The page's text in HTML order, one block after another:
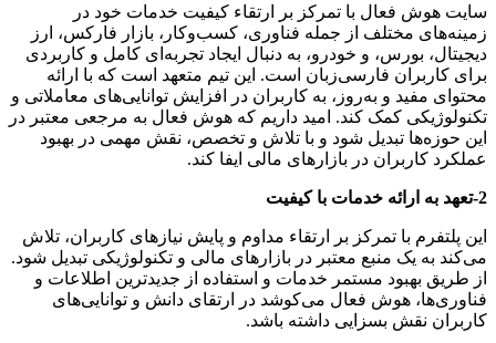
سایت هوش فعال با تمرکز بر ارتقاء کیفیت خدمات خود در
زمینه‌های مختلف از جمله فناوری، کسب‌وکار، بازار فارکس، ارز
دیجیتال، بورس، و خودرو، به دنبال ایجاد تجربه‌ای کامل و کاربردی
برای کاربران فارسی‌زبان است. این تیم متعهد است که با ارائه
محتوای مفید و به‌روز، به کاربران در افزایش توانایی‌های معاملاتی و
تکنولوژیکی کمک کند. امید داریم که هوش فعال به مرجعی معتبر در
این حوزه‌ها تبدیل شود و با تلاش و تخصص، نقش مهمی در بهبود
عملکرد کاربران در بازارهای مالی ایفا کند.
2-تعهد به ارائه خدمات با کیفیت
این پلتفرم با تمرکز بر ارتقاء مداوم و پایش نیازهای کاربران، تلاش
می‌کند به یک منبع معتبر در بازارهای مالی و تکنولوژیکی تبدیل شود.
از طریق بهبود مستمر خدمات و استفاده از جدیدترین اطلاعات و
فناوری‌ها، هوش فعال می‌کوشد در ارتقای دانش و توانایی‌های
کاربران نقش بسزایی داشته باشد.